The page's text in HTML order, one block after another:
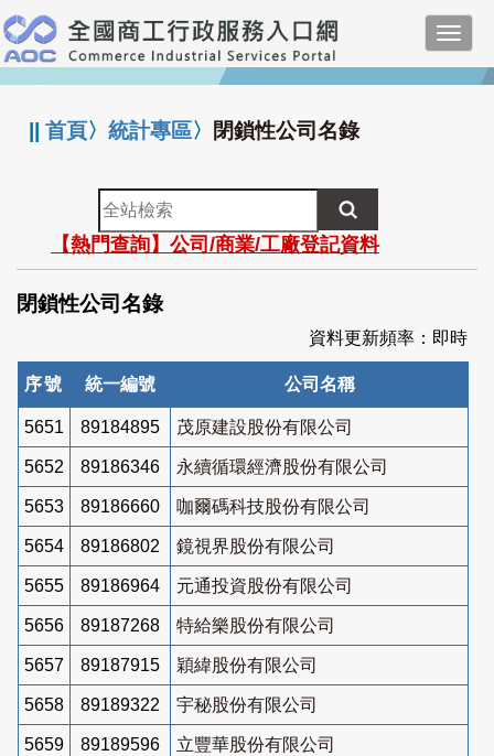
跳
到
主
要
:::
||首頁〉統計專區〉 閉鎖性公司名錄
全
站
檢
索
【熱門查詢】公司/商業/工廠登記資料
閉鎖性公司名錄
資料更新頻率：即時
序號 統一編號 公司名稱
5651 89184895 茂原建設股份有限公司
5652 89186346 永續循環經濟股份有限公司
5653 89186660 咖爾碼科技股份有限公司
5654 89186802 鏡視界股份有限公司
5655 89186964 元通投資股份有限公司
5656 89187268 特給樂股份有限公司
5657 89187915 穎緯股份有限公司
5658 89189322 宇秘股份有限公司
5659 89189596 立豐華股份有限公司